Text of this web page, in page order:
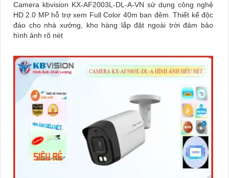
Camera kbvision KX-AF2003L-DL-A-VN sử dụng công nghệ
HD 2.0 MP hỗ trợ xem Full Color 40m ban đêm. Thiết kế độc
đáo cho nhà xưởng, kho hàng lắp đặt ngoài trời đảm bảo
hình ảnh rõ nét